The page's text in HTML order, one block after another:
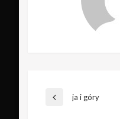
Poprzedni
ja i góry